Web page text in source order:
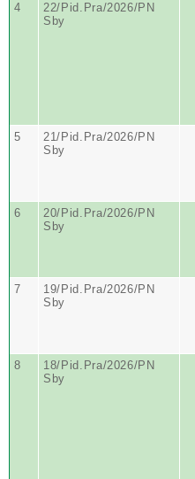
4
22/Pid.Pra/2026/PN
Sby
5
21/Pid.Pra/2026/PN
Sby
6
20/Pid.Pra/2026/PN
Sby
7
19/Pid.Pra/2026/PN
Sby
8
18/Pid.Pra/2026/PN
Sby